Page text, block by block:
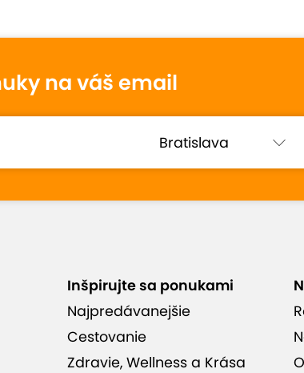
hodnotenia (2)
na váš email
Inšpirujte sa ponukami
Najpredávanejšie
Cestovanie
Zdravie, Wellness a Krása